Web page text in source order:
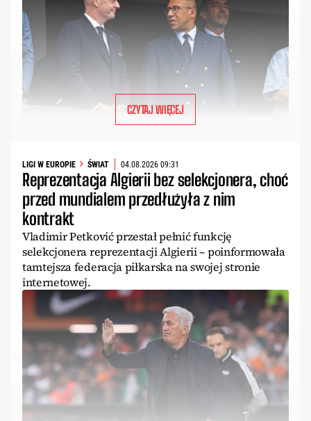
CZYTAJ WIĘCEJ
LIGI W EUROPIE ŚWIAT 04.08.2026 09:31
Reprezentacja Algierii bez selekcjonera, choć
przed mundialem przedłużyła z nim
kontrakt
Vladimir Petković przestał pełnić funkcję
selekcjonera reprezentacji Algierii – poinformowała
tamtejsza federacja piłkarska na swojej stronie
internetowej.